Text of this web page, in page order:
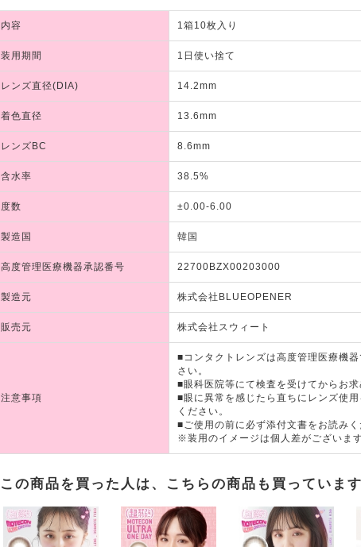
内容 1箱10枚入り
装用期間 1日使い捨て
レンズ直径(DIA) 14.2mm
着色直径 13.6mm
レンズBC 8.6mm
含水率 38.5%
度数 ±0.00-6.00
製造国 韓国
高度管理医療機器承認番号 22700BZX00203000
製造元 株式会社BLUEOPENER
販売元 株式会社スウィート
注意事項
■コンタクトレンズは高度管理医療機
さい。
■眼科医院等にて検査を受けてからお
■眼に異常を感じたら直ちにレンズ使
ください。
■ご使用の前に必ず添付文書をお読み
※装用のイメージは個人差がございま
この商品を買った人は、こちらの商品も買っていま